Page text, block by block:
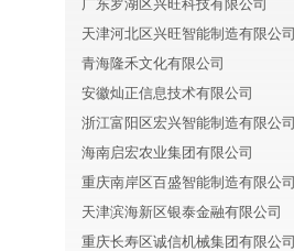
广东罗湖区兴旺科技有限公司
天津河北区兴旺智能制造有限公司
青海隆禾文化有限公司
安徽灿正信息技术有限公司
浙江富阳区宏兴智能制造有限公司
海南启宏农业集团有限公司
重庆南岸区百盛智能制造有限公司
天津滨海新区银泰金融有限公司
重庆长寿区诚信机械集团有限公司